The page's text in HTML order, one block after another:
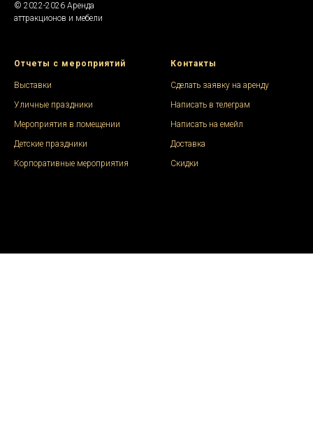
© 2022-2026 Аренда
аттракционов и мебели
Отчеты с мероприятий
Выставки
Уличные праздники
Мероприятия в помещении
Детские праздники
Корпоративные мероприятия
Контакты
Сделать заявку на аренду
Написать в телеграм
Написать на емейл
Доставка
Скидки